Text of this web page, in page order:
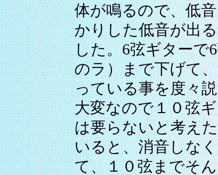
体が鳴るので、低
かりした低音が出
した。6弦ギターで
のラ）まで下げて
っている事を度々
大変なので１０弦
は要らないと考え
いると、消音しな
て、１０弦までそ